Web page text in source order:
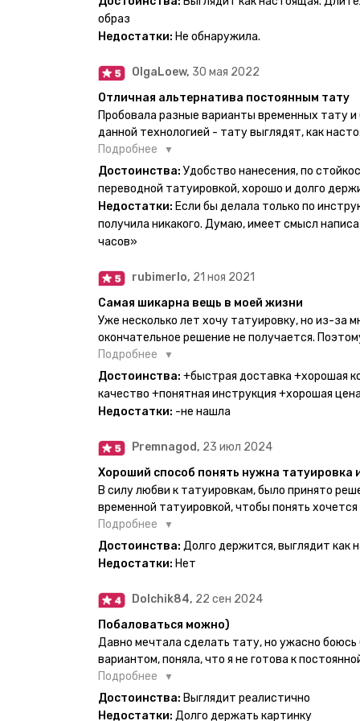
образ
Недостатки: Не обнаружила.
OlgaLoew, 30 мая 2022
Отличная альтернатива постоянным тату
Пробовала разные варианты временных тату
данной технологией - тату выглядят, как
недели даже несмотря на контакты с водой! На
тематике и размерам, быстрая доставка.
осталась очень довольна. При появлении
друзья до сих пор каждый раз уточняют,
решила себе что-то набить :) Т. к. если
действительно не отличить от настоящей.
вследствие чего могут плохо отпечататься
скажем так, риски, которые вы берёте на себя
Подробнее
Достоинства: Удобство нанесения, по
переводной татуировкой, хорошо и долго
Недостатки: Если бы делала только по
получила никакого. Думаю, имеет смысл
часов»
rubimerlo, 21 ноя 2021
Самая шикарна вещь в моей жизни
Уже несколько лет хочу татуировку, но из-за
окончательное решение не получается.
настоящей находкой. Как только тату пришли,
Хочу отметить, что у everink очень большой
значительно упрощает процесс получения
бумажный плотный конверт, внутри оказалась
специальные пакетики, салфетки, инструкция
очень мило. Я уже нанесла одну из них и
понятно объяснено, отдельным плюсом для
обозначениями тех мечт, где тату будет
всём советую и рекомендую, буду заказывать
Подробнее
Достоинства: +быстрая доставка +хорошая
качество +понятная инструкция +хорошая цена
Недостатки: -не нашла
Premnagod, 23 июл 2024
Хороший способ понять нужна татуировка
В силу любви к татуировкам, было принято
временной татуировкой, чтобы понять
как оказалось смысла набивать нет, ведь
татуировки и в случае если одна не
настоящая, держится долго, больше ничего и не
Подробнее
Достоинства: Долго держится, выглядит как
Недостатки: Нет
Dolchik84, 22 сен 2024
Побаловаться можно)
Давно мечтала сделать тату, но ужасно боюсь
вариантом, поняла, что я не готова к
есть такая возможность. Муж смог сделать
картинкой).
Подробнее
Достоинства: Выглядит реалистично
Недостатки: Долго держать картинку